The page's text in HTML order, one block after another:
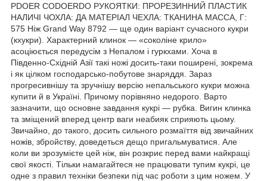
PDOER CODOERDO РУКОЯТКИ: ПРОРЕЗИННИЙ ПЛАСТИК
НАЛИЧІ ЧОХЛА: ДА МАТЕРІАЛ ЧЕХЛА: ТКАНИНА МАССА, Г:
575 Ніж Grand Way 8792 — ще один варіант сучасного кукри
(кхукри). Характерний клинок — «соколіне крило»
асоціюється передусім з Непалом і гуркхами. Хоча в
Південно-Східній Азії такі ножі досить-таки поширені, зокрема
і як цілком господарсько-побутове знаряддя. Зараз
прогресивнішу та зручнішу версію непальського кукри можна
купити й в Україні. Причому порівняно недорого. Варто
зазначити, що основне завдання кукрі — рубка. Вигин клинка
та зміщений вперед центр ваги неабияк сприяють цьому.
Звичайно, до такого, досить сильного розмаїття від звичайних
ножів, збройству, доведеться дещо пригальмуватися. Але
коли ви зрозумієте цей ніж, він розкриє перед вами найкращі
свої якості. Тільки намагайтеся не працювати тупим кукрі, це
одне з правил техніки безпеки під час роботи з цим ножем. У